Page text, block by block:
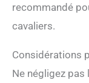
recommandé
cavaliers.
Considérations
Ne négligez pas